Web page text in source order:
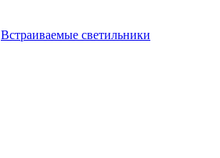
Встраиваемые светильники